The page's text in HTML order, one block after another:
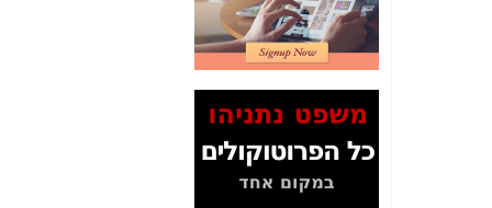
2" על תעלולי השר
משה כחלון -כאן
הסלולר" ואיך מסרסים
את הנתונים לציבור -
כאן
סיכום ביקור בסיליקון